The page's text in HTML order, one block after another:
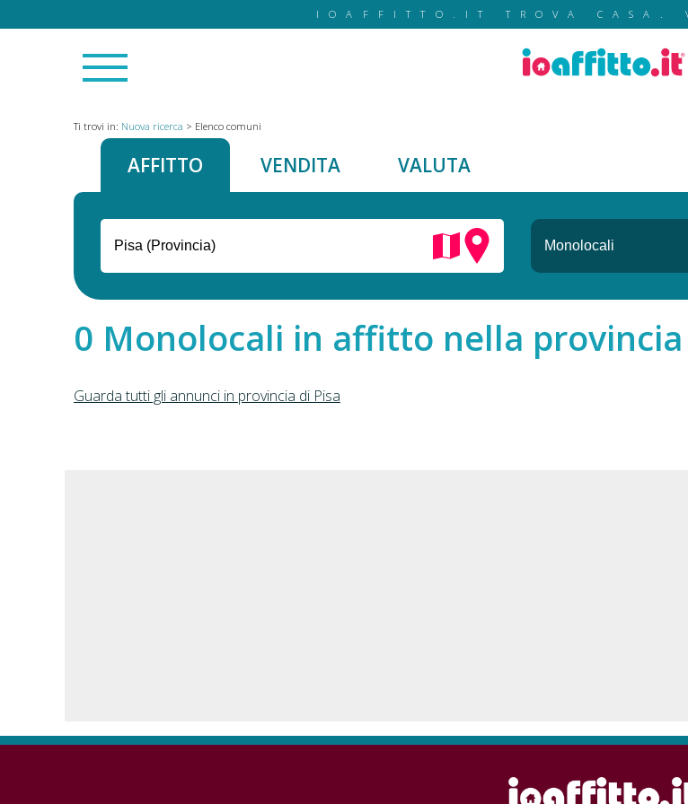
IOAFFITTO.IT TROVA CASA.
Ti trovi in: Nuova ricerca > Elenco comuni
AFFITTO VENDITA VALUTA
Monolocali in affitto nella provincia
Guarda tutti gli annunci in provincia di Pisa